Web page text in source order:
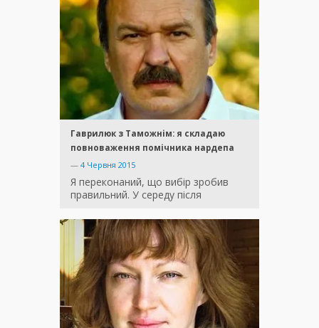
Гаврилюк з Таможнім: я складаю
повноваження помічника нардепа
— 4 Червня 2015
Я переконаний, що вибір зробив
правильний. У середу після